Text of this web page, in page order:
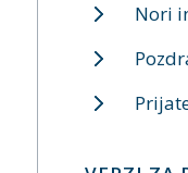
Nori